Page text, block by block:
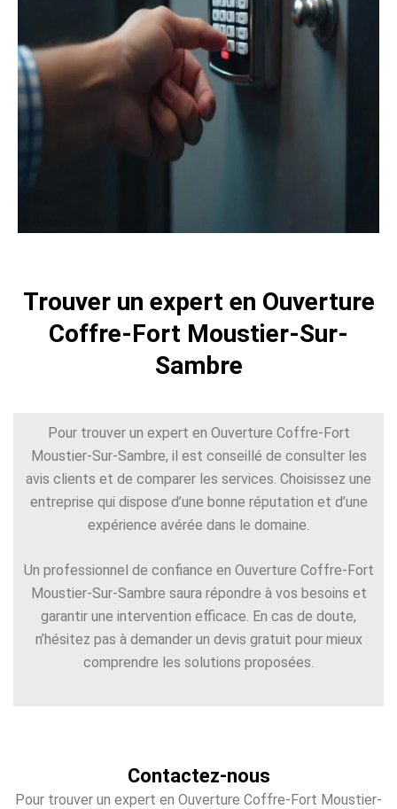
Trouver un expert en Ouverture
Coffre-Fort Moustier-Sur-
Sambre
Pour trouver un expert en Ouverture Coffre-Fort
Moustier-Sur-Sambre, il est conseillé de consulter les
avis clients et de comparer les services. Choisissez une
entreprise qui dispose d’une bonne réputation et d’une
expérience avérée dans le domaine.
Un professionnel de confiance en Ouverture Coffre-Fort
Moustier-Sur-Sambre saura répondre à vos besoins et
garantir une intervention efficace. En cas de doute,
n’hésitez pas à demander un devis gratuit pour mieux
comprendre les solutions proposées.
Contactez-nous
Pour trouver un expert en Ouverture Coffre-Fort Moustier-